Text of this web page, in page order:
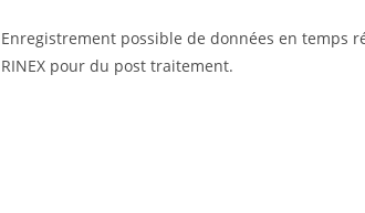
Enregistrement possible de données en temps
RINEX pour du post traitement.